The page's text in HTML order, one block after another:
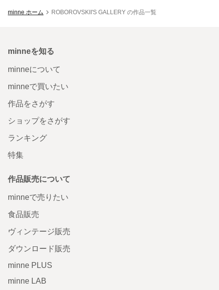
minne ホーム ROBOROVSKII'S GALLERY の作品一覧
minneを知る
minneについて
minneで買いたい
作品をさがす
ショップをさがす
ランキング
特集
作品販売について
minneで売りたい
食品販売
ヴィンテージ販売
ダウンロード販売
minne PLUS
minne LAB